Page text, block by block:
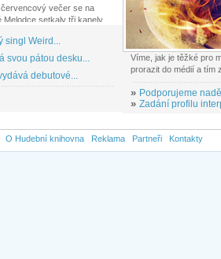
červencový večer se na
Melodce setkaly tři kapely...
singl Weird...
svou pátou desku...
debutové...
Víme, jak je těžké pro
prorazit do médií a tím
» Podporujeme
» Zadání profilu
O Hudební knihovna Reklama Partneři Kontakty